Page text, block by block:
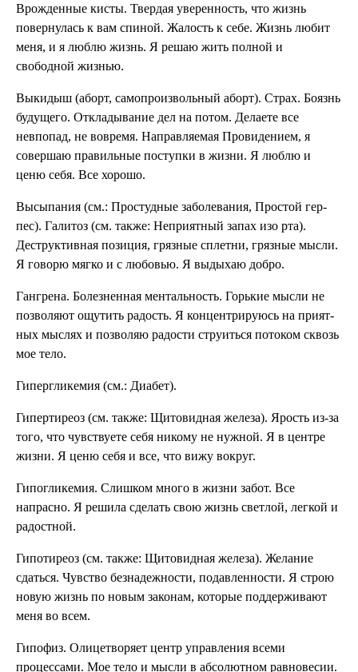
Врожденные кисты. Твердая уверенность, что жизнь
повернулась к вам спиной. Жалость к себе. Жизнь любит
меня, и я люблю жизнь. Я решаю жить полной и
свободной жизнью.
Выкидыш (аборт, самопроизвольный аборт). Страх. Боязнь
будущего. От­кладывание дел на потом. Делаете все
невпопад, не во­время. Направляемая Провидени­ем, я
совершаю правильные поступки в жизни. Я люблю и
ценю себя. Все хорошо.
Высыпания (см.: Простудные заболе­вания, Простой гер­
пес). Галитоз (см. также: Неприятный запах изо рта).
Деструктивная позиция, гряз­ные сплетни, грязные мысли.
Я говорю мягко и с любовью. Я выдыхаю добро.
Гангрена. Болезненная ментальность. Горькие мысли не
позволя­ют ощутить радость. Я концентрируюсь на прият­
ных мыслях и позволяю ра­дости струиться потоком сквозь
мое тело.
Гипергликемия (см.: Диабет).
Гипертиреоз (см. также: Щитовидная железа). Ярость из-за
того, что чув­ствуете себя никому не нуж­ной. Я в центре
жизни. Я ценю себя и все, что вижу вокруг.
Гипогликемия. Слишком много в жизни за­бот. Все
напрасно. Я решила сделать свою жизнь светлой, легкой и
ра­достной.
Гипотиреоз (см. также: Щитовидная железа). Желание
сдаться. Чувство безнадежности, подавлен­ности. Я строю
новую жизнь по но­вым законам, которые под­держивают
меня во всем.
Гипофиз. Олицетворяет центр управ­ления всеми
процессами. Мое тело и мысли в абсо­лютном равновесии.